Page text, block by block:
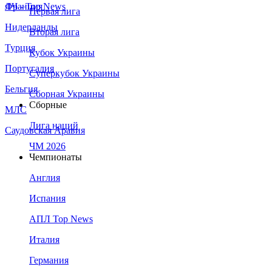
Франция
Нидерланды
Турция
Португалия
Бельгия
МЛС
Саудовская Аравия
ЛЧ - Top News
Первая лига
Вторая лига
Кубок Украины
Суперкубок Украины
Сборная Украины
Сборные
Лига наций
ЧМ 2026
Чемпионаты
Англия
Испания
АПЛ Top News
Италия
Германия